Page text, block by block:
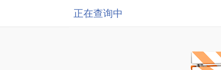
正在查询中